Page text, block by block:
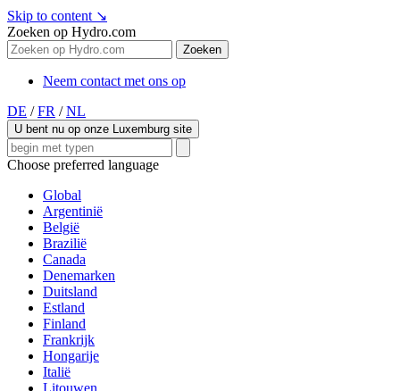
Skip to content ↘
Zoeken op Hydro.com
Zoeken
Neem contact met ons op
DE / FR / NL
U bent nu op onze Luxemburg site
Choose preferred language
Global
Argentinië
België
Brazilië
Canada
Denemarken
Duitsland
Estland
Finland
Frankrijk
Hongarije
Italië
Litouwen